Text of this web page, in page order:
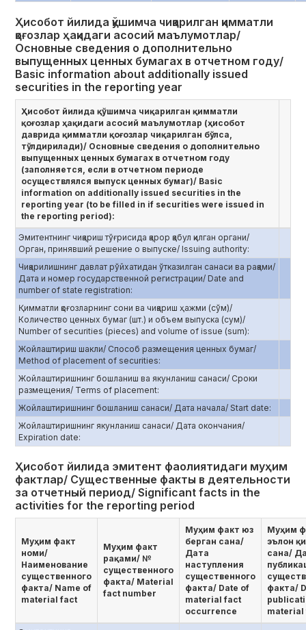
Ҳисобот йилида қўшимча чиқарилган қимматли
қоғозлар ҳақидаги асосий маълумотлар/
Основные сведения о дополнительно
выпущенных ценных бумагах в отчетном году/
Basic information about additionally issued
securities in the reporting year
Ҳисобот йилида қўшимча чиқарилган қимматли
қоғозлар ҳақидаги асосий маълумотлар (ҳисобот
даврида қимматли қоғозлар чиқарилган бўлса,
тўлдирилади)/ Основные сведения о дополнительно
выпущенных ценных бумагах в отчетном году
(заполняется, если в отчетном периоде
осуществлялся выпуск ценных бумаг)/ Basic
information on additionally issued securities in the
reporting year (to be filled in if securities were issued in
the reporting period):
Эмитентнинг чиқариш тўғрисида қарор қабул қилган органи/
Орган, принявший решение о выпуске/ Issuing authority:
Чиқарилишнинг давлат рўйхатидан ўтказилган санаси ва рақами/
Дата и номер государственной регистрации/ Date and
number of state registration:
Қимматли қоғозларнинг сони ва чиқариш ҳажми (сўм)/
Количество ценных бумаг (шт.) и объем выпуска (сум)/
Number of securities (pieces) and volume of issue (sum):
Жойлаштириш шакли/ Способ размещения ценных бумаг/
Method of placement of securities:
Жойлаштиришнинг бошланиш ва якунланиш санаси/ Сроки
размещения/ Terms of placement:
Жойлаштиришнинг бошланиш санаси/ Дата начала/ Start date:
Жойлаштиришнинг якунланиш санаси/ Дата окончания/
Еxpiration date:
Ҳисобот йилида эмитент фаолиятидаги муҳим
фактлар/ Существенные факты в деятельности
за отчетный период/ Significant facts in the
activities for the reporting period
Муҳим факт
номи/
Наименование
существенного
факта/ Name of
material fact
Муҳим факт
рақами/ №
существенного
факта/ Мaterial
fact number
Муҳим факт юз
берган сана/
Дата
наступления
существенного
факта/ Date of
material fact
occurrence
Муҳим
эълон
сана/
факта/
material